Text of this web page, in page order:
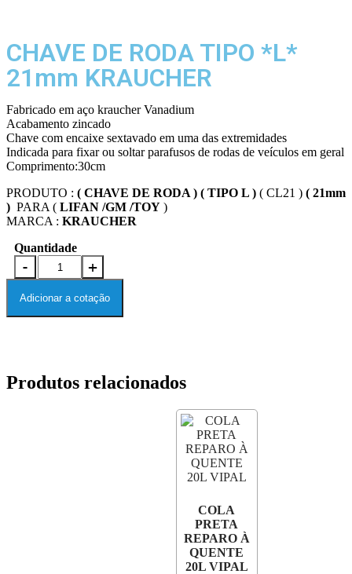
CHAVE DE RODA TIPO *L*
21mm KRAUCHER
Fabricado em aço kraucher Vanadium
Acabamento zincado
Chave com encaixe sextavado em uma das extremidades
Indicada para fixar ou soltar parafusos de rodas de veículos em geral
Comprimento:30cm
PRODUTO : ( CHAVE DE RODA ) ( TIPO L ) ( CL21 ) ( 21mm
) PARA ( LIFAN /GM /TOY )
MARCA : KRAUCHER
Quantidade
Adicionar a cotação
Produtos relacionados
COLA
PRETA
REPARO À
QUENTE
20L VIPAL